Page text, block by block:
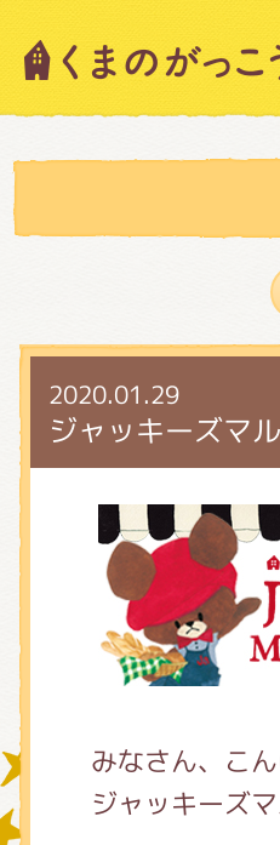
2020.01.29
ジャッキーズマ
みなさん、こ
ジャッキーズ
キャラクタ
スタッフブ
絵本・作家紹
ショップイ
グッズイン
ミュージカ